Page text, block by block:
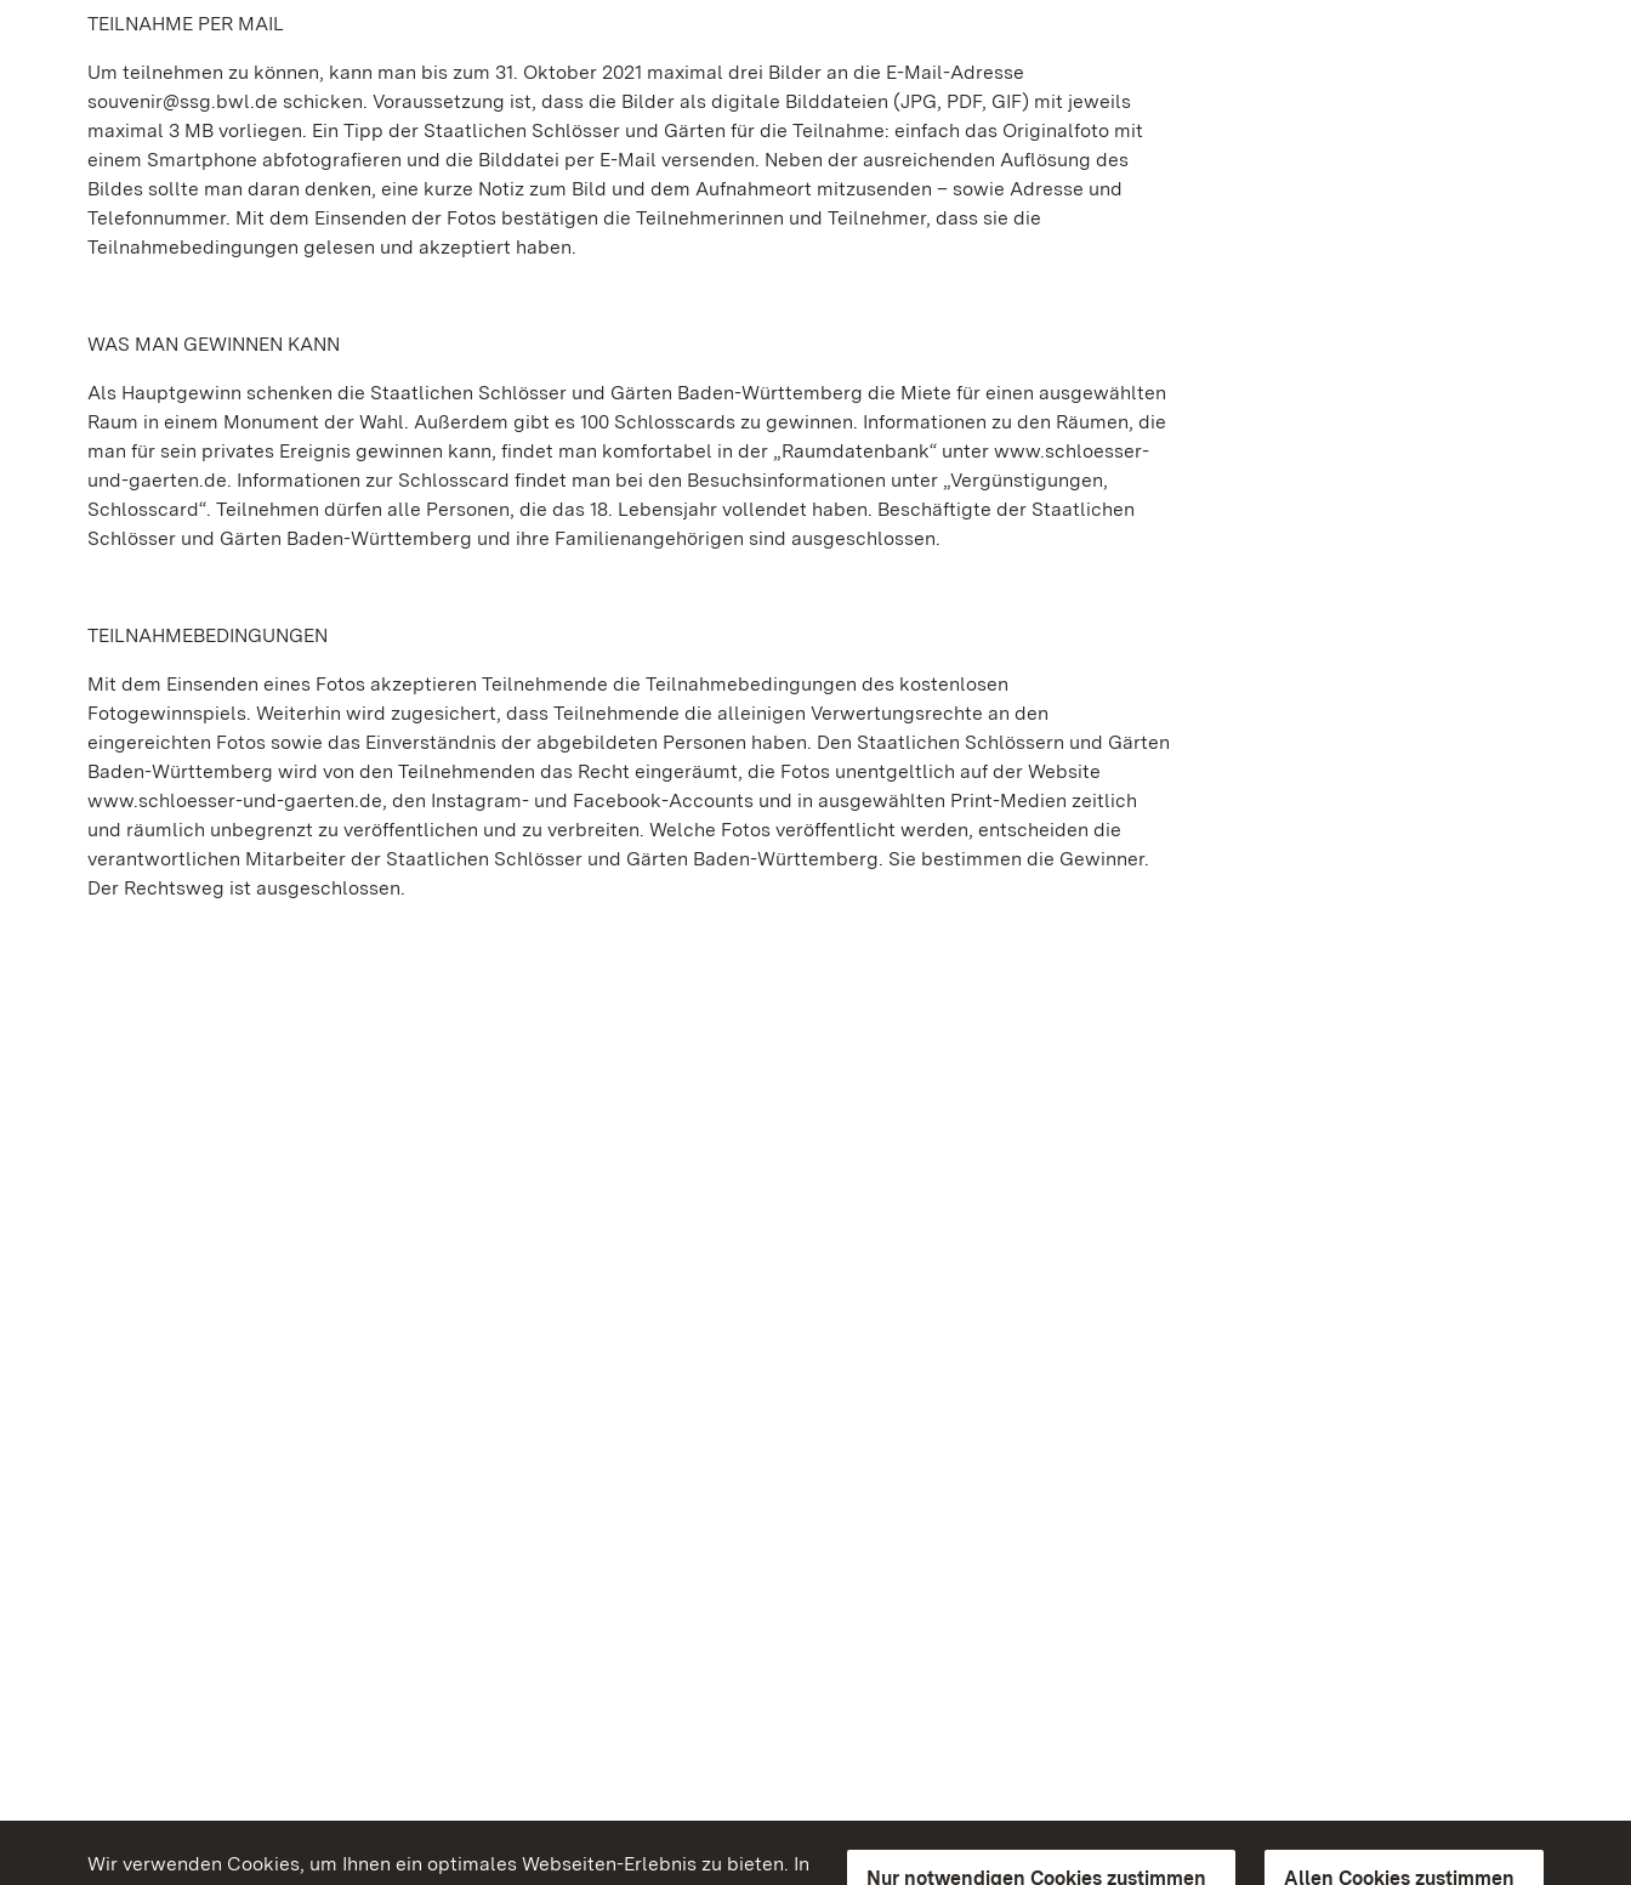
Wir verwenden Cookies, um Ihnen ein optimales Webseiten-Erlebnis zu bieten. In
Nur notwendigen Cookies zustimmen Allen Cookies zustimmen
TEILNAHME PER MAIL
Um teilnehmen zu können, kann man bis zum 31. Oktober 2021 maximal drei Bilder an die E-Mail-Adresse
souvenir@ssg.bwl.de schicken. Voraussetzung ist, dass die Bilder als digitale Bilddateien (JPG, PDF, GIF) mit jeweils
maximal 3 MB vorliegen. Ein Tipp der Staatlichen Schlösser und Gärten für die Teilnahme: einfach das Originalfoto mit
einem Smartphone abfotografieren und die Bilddatei per E-Mail versenden. Neben der ausreichenden Auflösung des
Bildes sollte man daran denken, eine kurze Notiz zum Bild und dem Aufnahmeort mitzusenden – sowie Adresse und
Telefonnummer. Mit dem Einsenden der Fotos bestätigen die Teilnehmerinnen und Teilnehmer, dass sie die
Teilnahmebedingungen gelesen und akzeptiert haben.
WAS MAN GEWINNEN KANN
Als Hauptgewinn schenken die Staatlichen Schlösser und Gärten Baden-Württemberg die Miete für einen ausgewählten
Raum in einem Monument der Wahl. Außerdem gibt es 100 Schlosscards zu gewinnen. Informationen zu den Räumen, die
man für sein privates Ereignis gewinnen kann, findet man komfortabel in der „Raumdatenbank“ unter www.schloesser-
und-gaerten.de. Informationen zur Schlosscard findet man bei den Besuchsinformationen unter „Vergünstigungen,
Schlosscard“. Teilnehmen dürfen alle Personen, die das 18. Lebensjahr vollendet haben. Beschäftigte der Staatlichen
Schlösser und Gärten Baden-Württemberg und ihre Familienangehörigen sind ausgeschlossen.
TEILNAHMEBEDINGUNGEN
Mit dem Einsenden eines Fotos akzeptieren Teilnehmende die Teilnahmebedingungen des kostenlosen
Fotogewinnspiels. Weiterhin wird zugesichert, dass Teilnehmende die alleinigen Verwertungsrechte an den
eingereichten Fotos sowie das Einverständnis der abgebildeten Personen haben. Den Staatlichen Schlössern und Gärten
Baden-Württemberg wird von den Teilnehmenden das Recht eingeräumt, die Fotos unentgeltlich auf der Website
www.schloesser-und-gaerten.de, den Instagram- und Facebook-Accounts und in ausgewählten Print-Medien zeitlich
und räumlich unbegrenzt zu veröffentlichen und zu verbreiten. Welche Fotos veröffentlicht werden, entscheiden die
verantwortlichen Mitarbeiter der Staatlichen Schlösser und Gärten Baden-Württemberg. Sie bestimmen die Gewinner.
Der Rechtsweg ist ausgeschlossen.